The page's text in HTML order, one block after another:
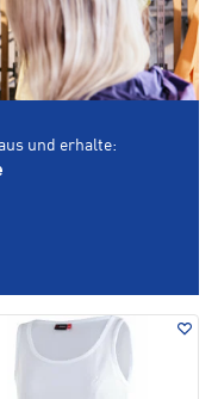
und erhalte: